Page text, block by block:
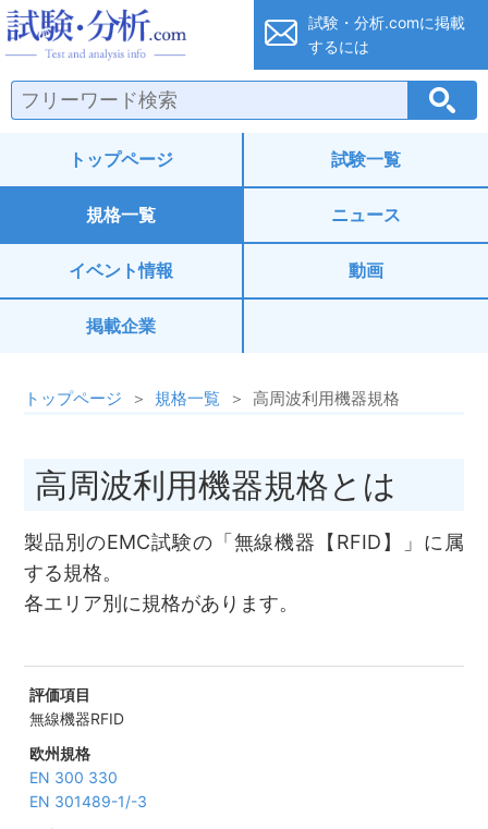
試験・分析
試験・分析.comに掲載
するには
トップページ 試験一覧
規格一覧 ニュース
イベント情報 動画
掲載企業
トップページ 規格一覧 高周波利用機器規格
高周波利用機器規格とは
製品別のEMC試験の「無線機器【RFID】」に属
する規格。
各エリア別に規格があります。
無線機器RFID
EN 300 330
EN 301489-1/-3